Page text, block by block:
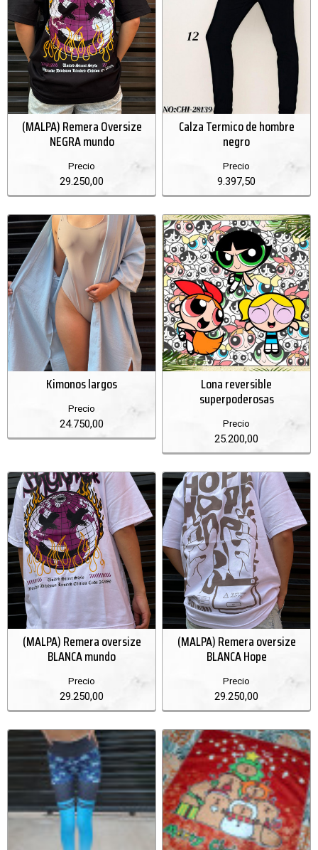
(MALPA) Remera Oversize
NEGRA mundo
Precio
29.250,00
Calza Termico de hombre
negro
Precio
9.397,50
Kimonos largos
Precio
24.750,00
Lona reversible
superpoderosas
Precio
25.200,00
(MALPA) Remera oversize
BLANCA mundo
Precio
29.250,00
(MALPA) Remera oversize
BLANCA Hope
Precio
29.250,00